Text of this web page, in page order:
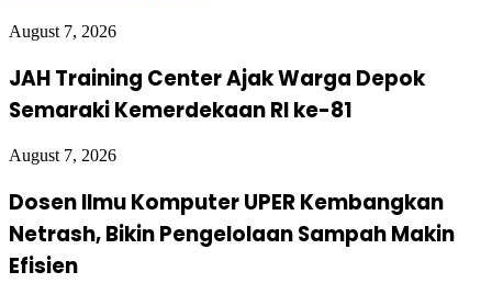
August 7, 2026
JAH Training Center Ajak Warga Depok
Semaraki Kemerdekaan RI ke-81
August 7, 2026
Dosen Ilmu Komputer UPER Kembangkan
Netrash, Bikin Pengelolaan Sampah Makin
Efisien